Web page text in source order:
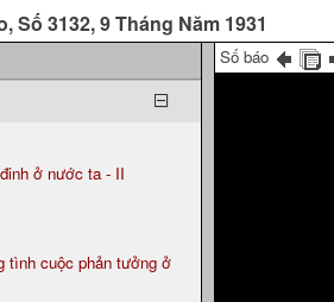
Số 3132, 9 Tháng Năm 1931
ở nước ta - II
tình cuộc phản tưởng ở
Số báo